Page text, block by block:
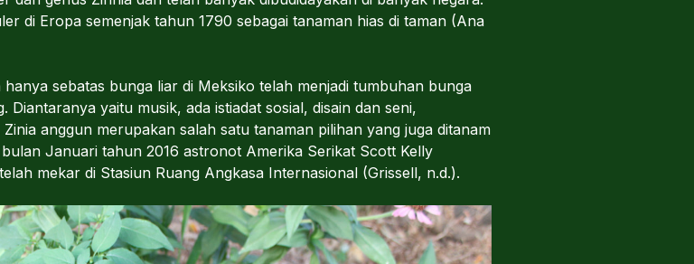
di Eropa semenjak tahun 1790 sebagai tanaman hias di taman (Ana
sebatas bunga liar di Meksiko telah menjadi tumbuhan bunga
yaitu musik, ada istiadat sosial, disain dan seni,
anggun merupakan salah satu tanaman pilihan yang juga ditanam
Januari tahun 2016 astronot Amerika Serikat Scott Kelly
mekar di Stasiun Ruang Angkasa Internasional (Grissell, n.d.).